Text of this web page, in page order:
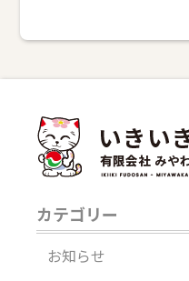
カテゴリー
お知らせ